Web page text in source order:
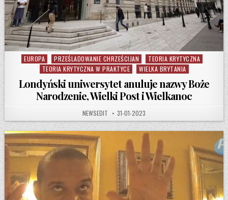
Posted in
EUROPA PRZEŚLADOWANIE CHRZEŚCIJAN
TEORIA KRYTYCZNA
TEORIA KRYTYCZNA W PRAKTYCE
WIELKA BRYTANIA
Londyński uniwersytet anuluje nazwy Boże
Narodzenie, Wielki Post i Wielkanoc
AUTHOR:
NEWSEDIT PUBLISHED DATE:
31-01-2023